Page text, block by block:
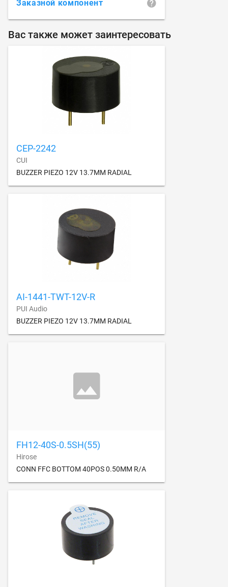
Заказной компонент
Вас также может заинтересовать
CEP-2242
CUI
BUZZER PIEZO 12V 13.7MM RADIAL
AI-1441-TWT-12V-R
PUI Audio
BUZZER PIEZO 12V 13.7MM RADIAL
FH12-40S-0.5SH(55)
Hirose
CONN FFC BOTTOM 40POS 0.50MM R/A